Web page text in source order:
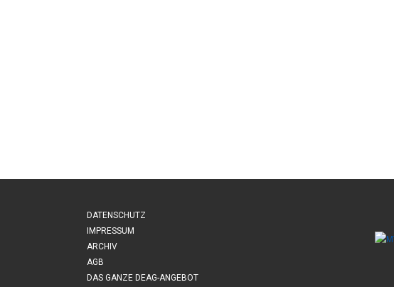
DATENSCHUTZ
IMPRESSUM
ARCHIV
AGB
DAS GANZE DEAG-ANGEBOT